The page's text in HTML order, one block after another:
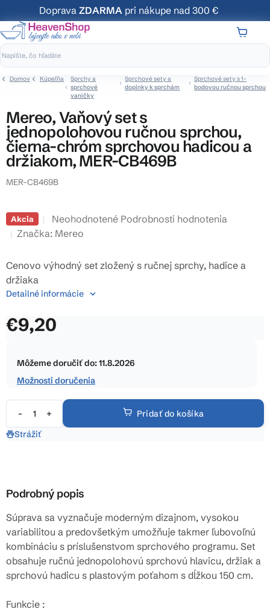
na
obsah
Doprava ZDARMA pri nákupe nad 300 €
Domov Kúpeľňa
Sprchy a
sprchové
vaničky
Sprchové sety a
doplnky k sprchám
Sprchové sety s 1-
bodovou ručnou sprchou
Mereo, Vaňový set s
jednopolohovou ručnou sprchou,
čierna-chróm sprchovou hadicou a
držiakom, MER-CB469B
MER-CB469B
Akcia
Priemerné
hodnotenie
je
z
hviezdičiek.
Neohodnotené Podrobnosti hodnotenia
Značka: Mereo
€9,20
cena:
Môžeme doručiť do:11.8.2026
Možnosti doručenia
Pridať do košíka
Cenovo výhodný set zložený s ručnej sprchy, hadice a
držiaka
Detailné informácie
Strážiť
Podrobný popis
Súprava sa vyznačuje moderným dizajnom, vysokou
variabilitou a predovšetkým umožňuje takmer ľubovoľnú
kombináciu s príslušenstvom sprchového programu. Set
obsahuje ručnú jednopolohovú sprchovú hlavicu, držiak a
sprchovú hadicu s plastovým poťahom s dĺžkou 150 cm.
Funkcie :